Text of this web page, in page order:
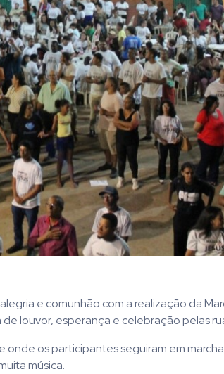
e comunhão com a realização da
louvor, esperança e celebração pelas
os participantes seguiram em
música.